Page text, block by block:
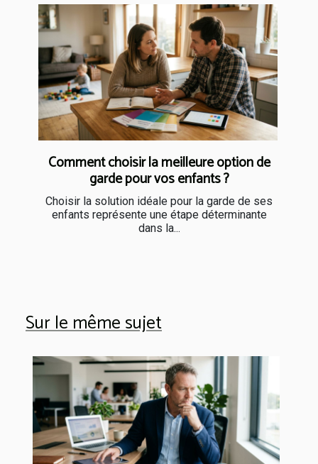
Comment choisir la meilleure option de
garde pour vos enfants ?
Choisir la solution idéale pour la garde de ses
enfants représente une étape déterminante
dans la...
Sur le même sujet